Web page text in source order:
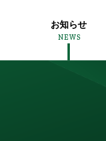
お知らせ
NEWS